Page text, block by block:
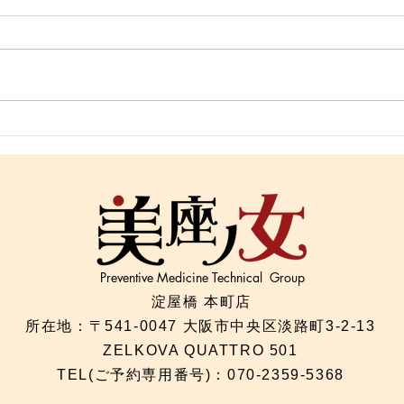
｜首と呼吸と自律神経の関
ケ
Preventive Medicine Technical Group
淀屋橋 本町店
所在地：〒541-0047 大阪市中央区淡路町3-2-13
ZELKOVA QUATTRO 501
TEL(ご予約専用番号)：070-2359-5368​